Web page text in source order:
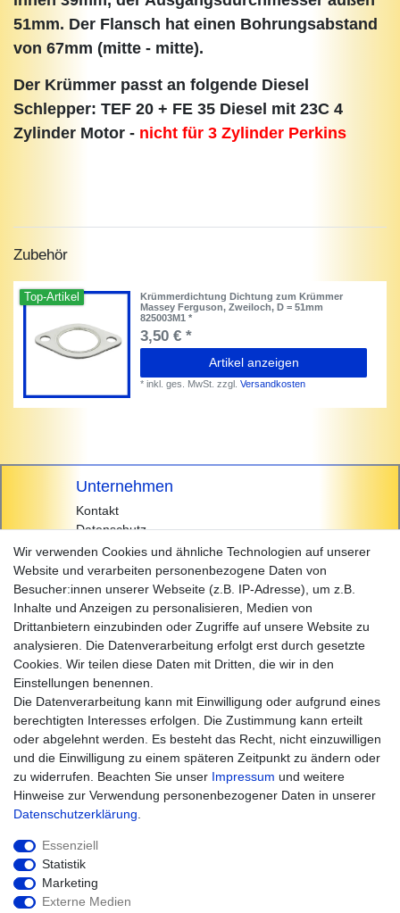
51mm. Der Flansch hat einen Bohrungsabstand
von 67mm (mitte - mitte).
Der Krümmer passt an folgende Diesel
Schlepper: TEF 20 + FE 35 Diesel mit 23C 4
Zylinder Motor - nicht für 3 Zylinder Perkins
Zubehör
Top-Artikel
Krümmerdichtung Dichtung zum Krümmer
Massey Ferguson, Zweiloch, D = 51mm
825003M1 *
3,50 € *
Artikel anzeigen
*inkl. ges. MwSt. zzgl.Versandkosten
Unternehmen
Kontakt
Datenschutz
AGB
Impressum
Einkaufen
Zahlungsarten
Versandarten & -kosten
Widerrufsrecht
Warenkorb
Zur Kasse
Hilfe
Wir verwenden Cookies und ähnliche Technologien auf unserer
Website und verarbeiten personenbezogene Daten von
Besucher:innen unserer Webseite (z.B. IP-Adresse), um z.B.
Inhalte und Anzeigen zu personalisieren, Medien von
Drittanbietern einzubinden oder Zugriffe auf unsere Website zu
analysieren. Die Datenverarbeitung erfolgt erst durch gesetzte
Cookies. Wir teilen diese Daten mit Dritten, die wir in den
Einstellungen benennen.
Die Datenverarbeitung kann mit Einwilligung oder aufgrund eines
berechtigten Interesses erfolgen. Die Zustimmung kann erteilt
oder abgelehnt werden. Es besteht das Recht, nicht einzuwilligen
und die Einwilligung zu einem späteren Zeitpunkt zu ändern oder
zu widerrufen. Beachten Sie unser Impressum und weitere
Hinweise zur Verwendung personenbezogener Daten in unserer
Daten­schutz­erklärung
Essenziell
Statistik
Marketing
Externe Medien